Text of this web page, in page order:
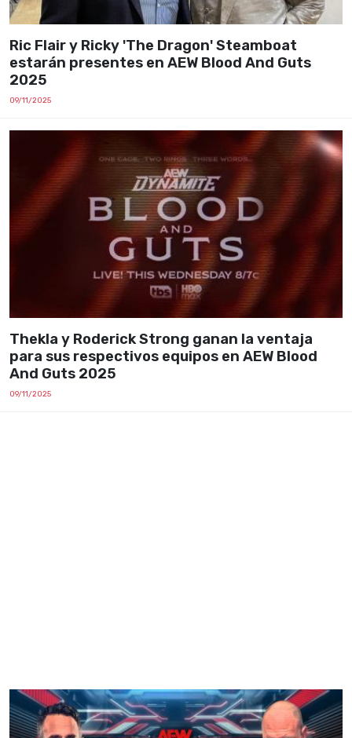
Ric Flair y Ricky 'The Dragon' Steamboat
estarán presentes en AEW Blood And Guts
2025
09/11/2025
Thekla y Roderick Strong ganan la ventaja
para sus respectivos equipos en AEW Blood
And Guts 2025
09/11/2025